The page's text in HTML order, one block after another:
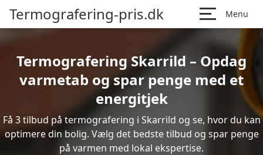
Termografering-pris.dk Menu
Termografering Skarrild – Opdag
varmetab og spar penge med et
energitjek
Få 3 tilbud på termografering i Skarrild og se, hvor du kan
optimere din bolig. Vælg det bedste tilbud og spar penge
på varmen med lokal ekspertise.